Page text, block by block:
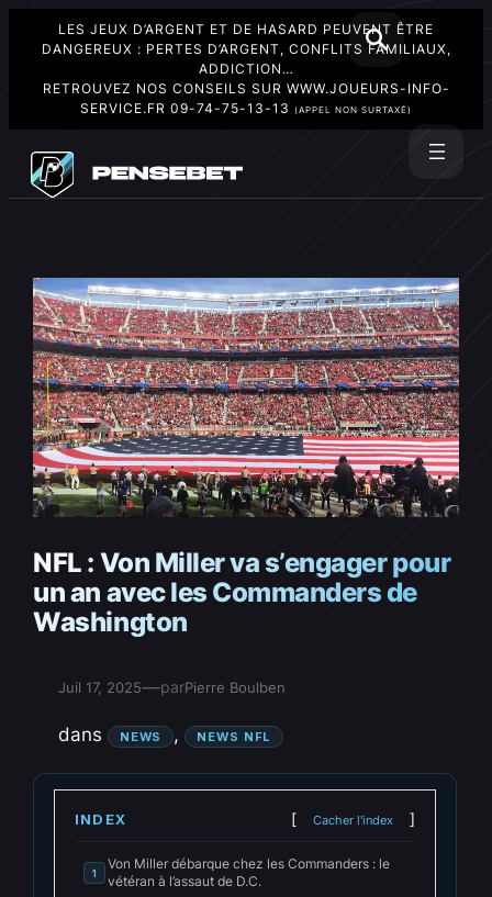
LES JEUX D’ARGENT ET DE HASARD PEUVENT ÊTRE
DANGEREUX : PERTES D’ARGENT, CONFLITS FAMILIAUX,
ADDICTION…
RETROUVEZ NOS CONSEILS SUR WWW.JOUEURS-INFO-
SERVICE.FR 09-74-75-13-13 (APPEL NON SURTAXÉ)
contenu
NFL : Von Miller va s’engager pour
un an avec les Commanders de
Washington
Juil 17, 2025—parPierre Boulben
dans NEWS , NEWS NFL
INDEX Cacher l'index
1
Von Miller débarque chez les Commanders : le
vétéran à l’assaut de D.C.